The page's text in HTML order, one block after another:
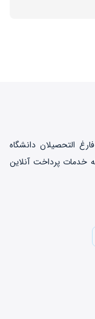
گروهی از فارغ التحصیلان دانشگاه
خدمات پرداخت‌ آنلاین